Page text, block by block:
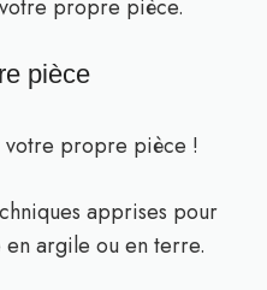
propre pièce.
pièce
votre propre pièce !
apprises pour
argile ou en terre.